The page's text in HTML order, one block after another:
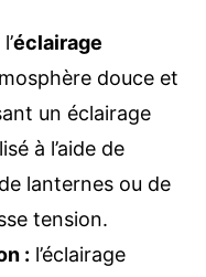
l’éclairage
douce et
un éclairage
à l’aide de
lanternes ou de
tension.
: l’éclairage